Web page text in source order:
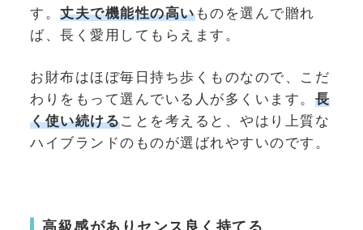
す。 丈夫で機能性の高いものを選んで贈れ
ば、長く愛用してもらえます。
お財布はほぼ毎日持ち歩くものなので、こだ
わりをもって選んでいる人が多くいます。 長
く使い続けることを考えると、やはり上質な
ハイブランドのものが選ばれやすいのです。
高級感がありセンス良く持てる